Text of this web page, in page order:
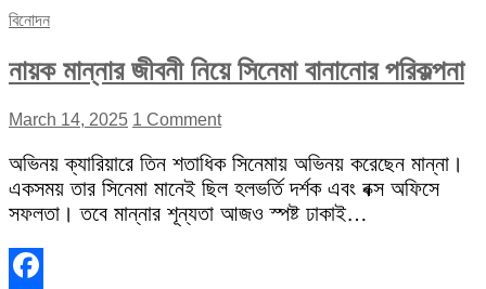
বিনোদন
নায়ক মান্নার জীবনী নিয়ে সিনেমা বানানোর পরিকল্পনা
March 14, 2025 1 Comment
অভিনয় ক্যারিয়ারে তিন শতাধিক সিনেমায় অভিনয় করেছেন মান্না।
একসময় তার সিনেমা মানেই ছিল হলভর্তি দর্শক এবং বক্স অফিসে
সফলতা। তবে মান্নার শূন্যতা আজও স্পষ্ট ঢাকাই…